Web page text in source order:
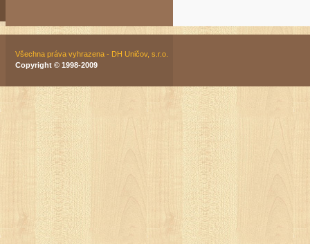
Všechna práva vyhrazena - DH Uničov, s.r.o.
Copyright © 1998-2009